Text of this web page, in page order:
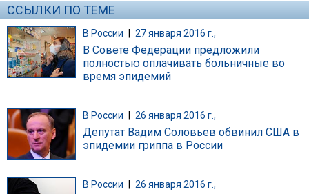
ССЫЛКИ ПО ТЕМЕ
В России | 27 января 2016 г.,
В Совете Федерации предложили
полностью оплачивать больничные во
время эпидемий
В России 26 января 2016 г.,
Депутат Вадим Соловьев обвинил США в
эпидемии гриппа в России
В России 26 января 2016 г.,